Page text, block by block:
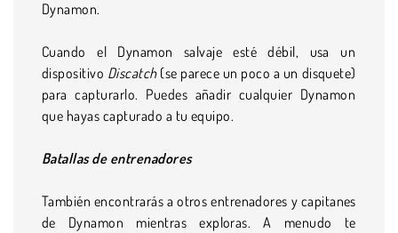
Dynamon.
Cuando el Dynamon salvaje esté débil, usa un
dispositivo Discatch(se parece un poco a un disquete)
para capturarlo. Puedes añadir cualquier Dynamon
que hayas capturado a tu equipo.
Batallas de entrenadores
También encontrarás a otros entrenadores y capitanes
de Dynamon mientras exploras. A menudo te